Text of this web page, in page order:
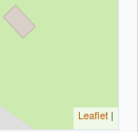
Leaflet |